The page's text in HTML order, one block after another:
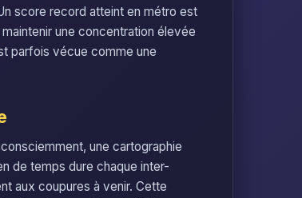
score record atteint en métro est
une concentration élevée
parfois vécue comme une
une cartographie
de temps dure chaque inter-
aux coupures à venir. Cette